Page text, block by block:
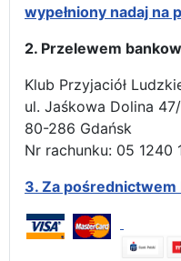
wypełniony nadaj na
2. Przelewem
Klub Przyjaciół
ul. Jaśkowa Dolina 47/
80-286 Gdańsk
Nr rachunku: 05 1240
3. Za pośrednictwem